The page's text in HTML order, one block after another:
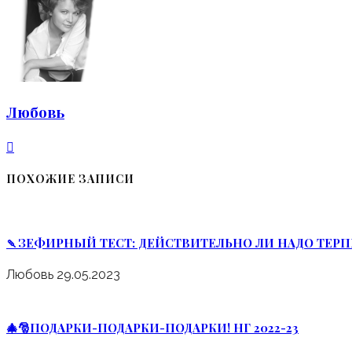
Любовь
ПОХОЖИЕ ЗАПИСИ
🍡ЗЕФИРНЫЙ ТЕСТ: ДЕЙСТВИТЕЛЬНО ЛИ НАДО
Любовь 29.05.2023
🎄🎅ПОДАРКИ-ПОДАРКИ-ПОДАРКИ! НГ 2022-23